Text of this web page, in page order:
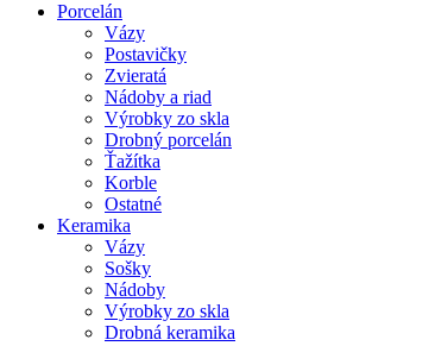
Porcelán
Vázy
Postavičky
Zvieratá
Nádoby a riad
Výrobky zo skla
Drobný porcelán
Ťažítka
Korble
Ostatné
Keramika
Vázy
Sošky
Nádoby
Výrobky zo skla
Drobná keramika